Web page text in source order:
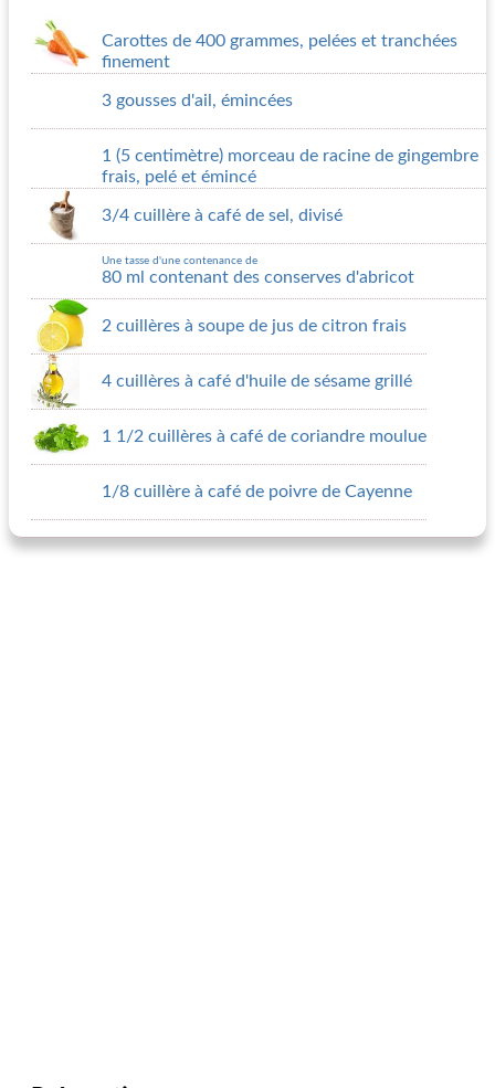
Carottes de 400 grammes, pelées et tranchées
finement
3 gousses d'ail, émincées
1 (5 centimètre) morceau de racine de gingembre
frais, pelé et émincé
3/4 cuillère à café de sel, divisé
Une tasse d'une contenance de
80 ml contenant des conserves d'abricot
2 cuillères à soupe de jus de citron frais
4 cuillères à café d'huile de sésame grillé
1 1/2 cuillères à café de coriandre moulue
1/8 cuillère à café de poivre de Cayenne